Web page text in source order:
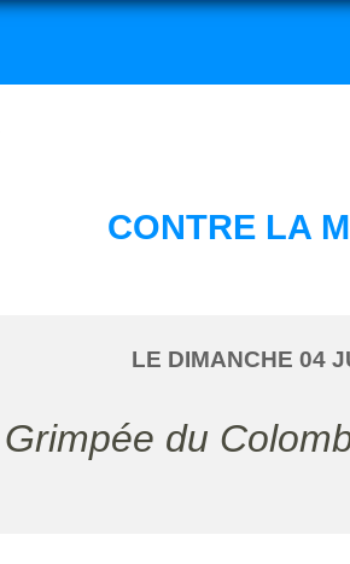
CONTRE LA
LE DIMANCHE 04
Grimpée du